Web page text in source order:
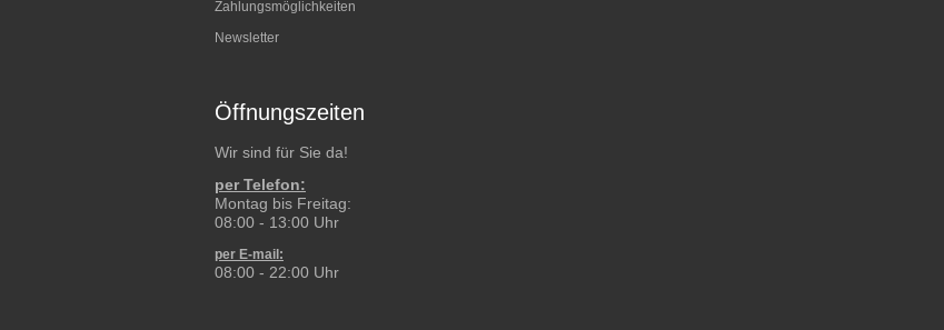
Zahlungsmöglichkeiten
Newsletter
Öffnungszeiten
Wir sind für Sie da!
per Telefon:
Montag bis Freitag:
08:00 - 13:00 Uhr
per E-mail:
08:00 - 22:00 Uhr